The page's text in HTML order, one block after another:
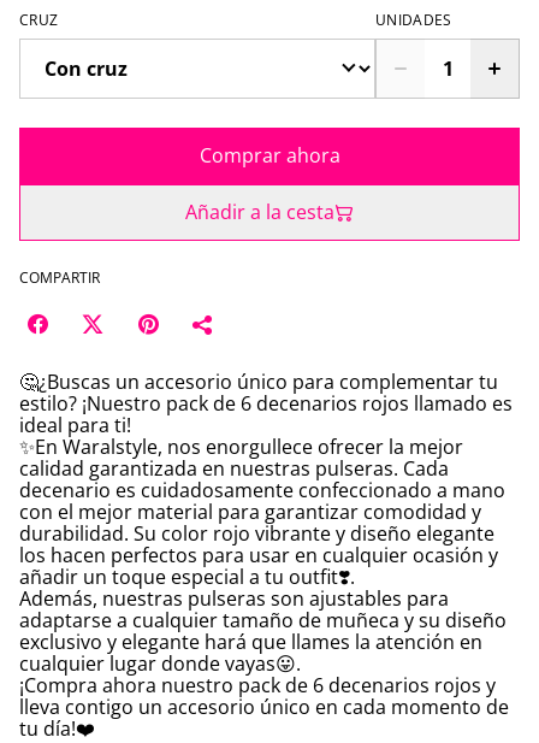
CRUZ UNIDADES
Comprar ahora
Añadir a la cesta
COMPARTIR
🤔¿Buscas un accesorio único para complementar tu
estilo? ¡Nuestro pack de 6 decenarios rojos llamado es
ideal para ti!
✨En Waralstyle, nos enorgullece ofrecer la mejor
calidad garantizada en nuestras pulseras. Cada
decenario es cuidadosamente confeccionado a mano
con el mejor material para garantizar comodidad y
durabilidad. Su color rojo vibrante y diseño elegante
los hacen perfectos para usar en cualquier ocasión y
añadir un toque especial a tu outfit❣️.
Además, nuestras pulseras son ajustables para
adaptarse a cualquier tamaño de muñeca y su diseño
exclusivo y elegante hará que llames la atención en
cualquier lugar donde vayas😛.
¡Compra ahora nuestro pack de 6 decenarios rojos y
lleva contigo un accesorio único en cada momento de
tu día!❤️